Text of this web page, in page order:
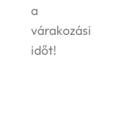
a
várakozási
időt!